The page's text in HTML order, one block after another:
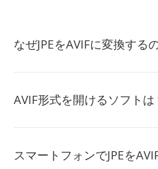
なぜJPEをAVIFに変換する
AVIF形式を開けるソフトは
スマートフォンでJPEを